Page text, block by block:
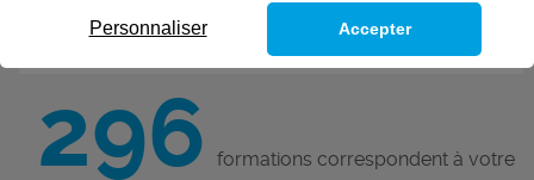
296
formations correspondent à votre
Personnaliser Accepter